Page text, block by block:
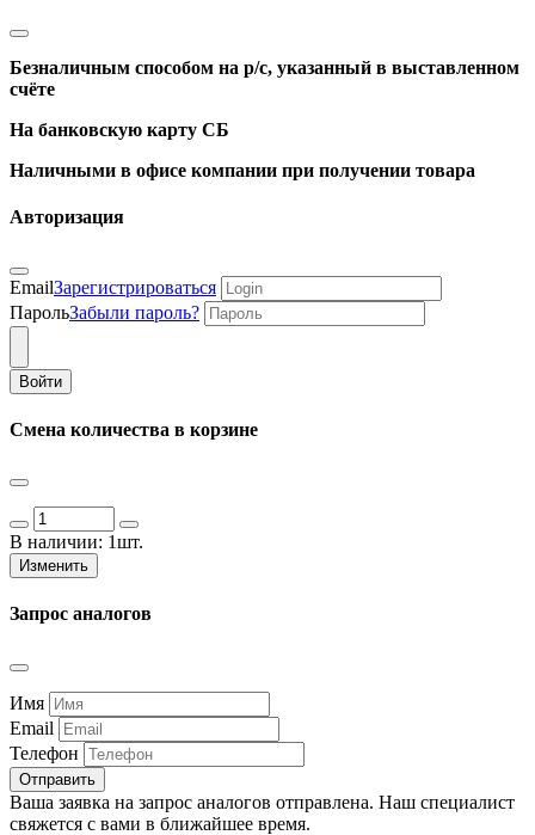
Безналичным способом на р/с, указанный в выставленном
счёте
На банковскую карту СБ
Наличными в офисе компании при получении товара
Авторизация
EmailЗарегистрироваться
ПарольЗабыли пароль?
Войти
Смена количества в корзине
В наличии: 1шт.
Изменить
Запрос аналогов
Имя
Email
Телефон
Отправить
Ваша заявка на запрос аналогов отправлена. Наш специалист
свяжется с вами в ближайшее время.